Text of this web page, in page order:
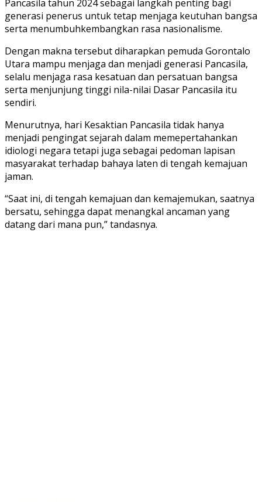
Pancasila tahun 2024 sebagai langkah penting bagi
generasi penerus untuk tetap menjaga keutuhan bangsa
serta menumbuhkembangkan rasa nasionalisme.
Dengan makna tersebut diharapkan pemuda Gorontalo
Utara mampu menjaga dan menjadi generasi Pancasila,
selalu menjaga rasa kesatuan dan persatuan bangsa
serta menjunjung tinggi nila-nilai Dasar Pancasila itu
sendiri.
Menurutnya, hari Kesaktian Pancasila tidak hanya
menjadi pengingat sejarah dalam memepertahankan
idiologi negara tetapi juga sebagai pedoman lapisan
masyarakat terhadap bahaya laten di tengah kemajuan
jaman.
“Saat ini, di tengah kemajuan dan kemajemukan, saatnya
bersatu, sehingga dapat menangkal ancaman yang
datang dari mana pun,” tandasnya.